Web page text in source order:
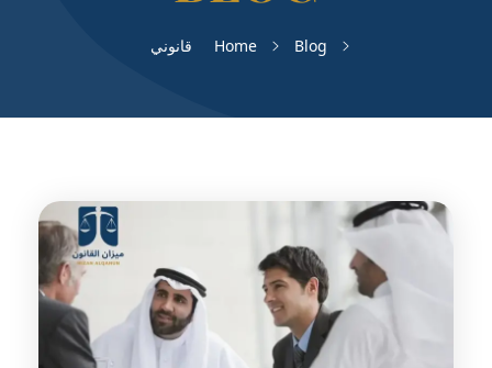
Home Blog قانوني